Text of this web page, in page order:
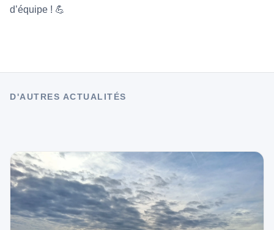
d’équipe ! 💪
D'AUTRES ACTUALITÉS